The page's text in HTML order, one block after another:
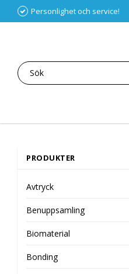
Personlighet och service!
PRODUKTER
Avtryck
Benuppsamling
Biomaterial
Bonding